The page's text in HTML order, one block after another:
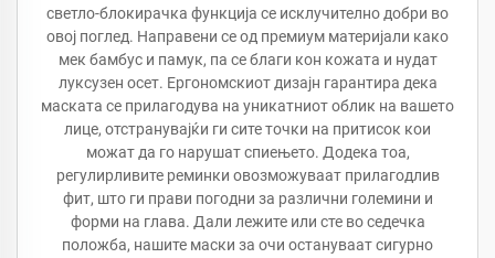
светло-блокирачка функција се исклучително добри во
овој поглед. Направени се од премиум материјали како
мек бамбус и памук, па се благи кон кожата и нудат
луксузен осет. Ергономскиот дизајн гарантира дека
маската се прилагодува на уникатниот облик на вашето
лице, отстранувајќи ги сите точки на притисок кои
можат да го нарушат спиењето. Додека тоа,
регулирливите реминки овозможуваат прилагодлив
фит, што ги прави погодни за различни големини и
форми на глава. Дали лежите или сте во седечка
положба, нашите маски за очи остануваат сигурно